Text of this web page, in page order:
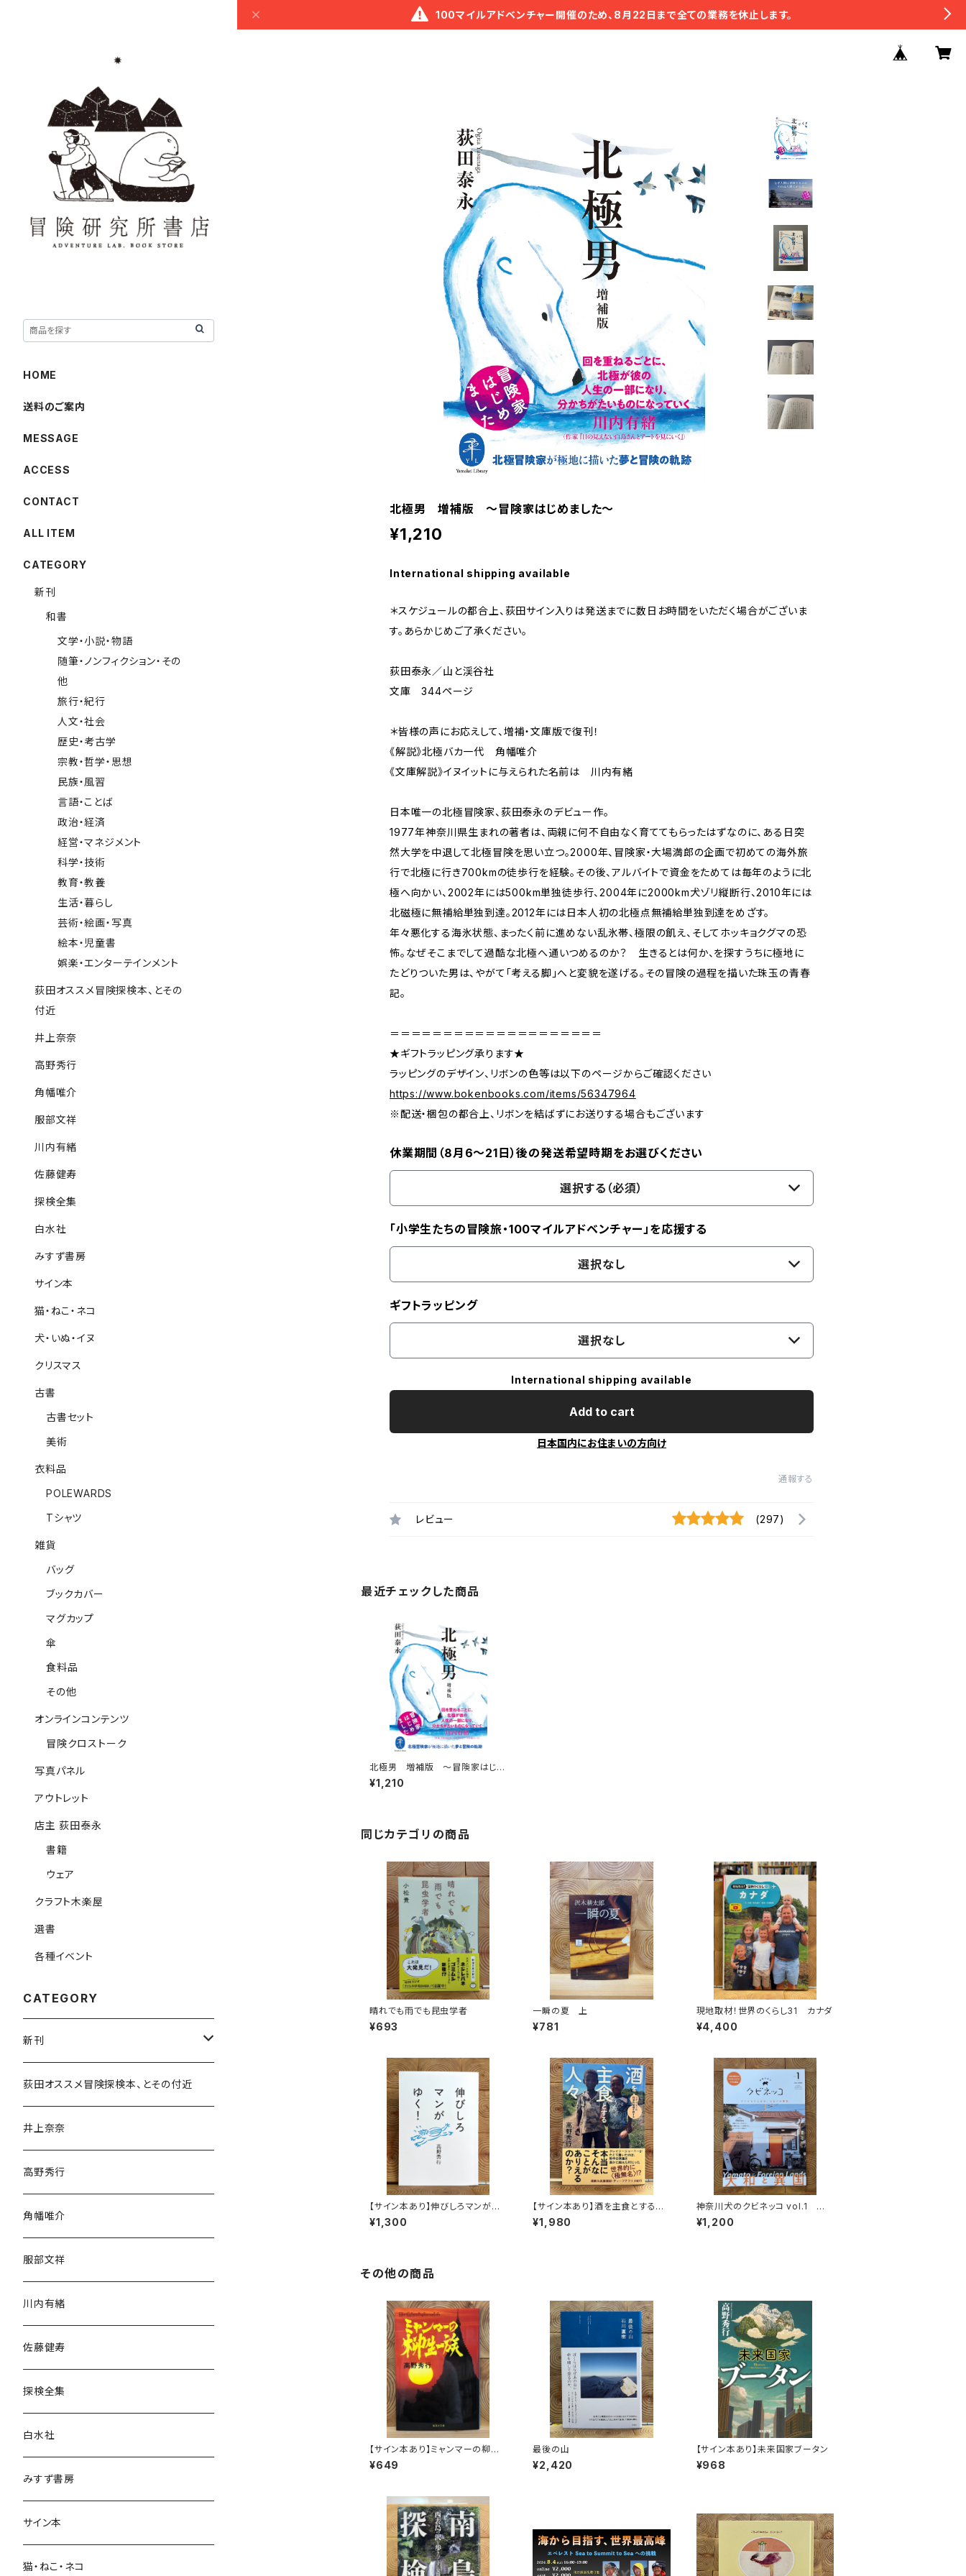
100マイルアドベンチャー開催のため、8月22日まで全ての業務を休止します。
北極男 増補版 〜冒険家はじめました〜
¥1,210
International shipping available
＊スケジュールの都合上、荻田サイン入りは発送までに数日お時間をいただく場合がございま
す。あらかじめご了承ください。
荻田泰永／山と渓谷社
文庫 344ページ
＊皆様の声にお応えして、増補・文庫版で復刊！
《解説》北極バカ一代 角幡唯介
《文庫解説》イヌイットに与えられた名前は 川内有緒
日本唯一の北極冒険家、荻田泰永のデビュー作。
1977年神奈川県生まれの著者は、両親に何不自由なく育ててもらったはずなのに、ある日突
然大学を中退して北極冒険を思い立つ。2000年、冒険家・大場満郎の企画で初めての海外旅
行で北極に行き700kmの徒歩行を経験。その後、アルバイトで資金をためては毎年のように北
極へ向かい、2002年には500km単独徒歩行、2004年に2000km犬ゾリ縦断行、2010年には
北磁極に無補給単独到達。2012年には日本人初の北極点無補給単独到達をめざす。
年々悪化する海氷状態、まったく前に進めない乱氷帯、極限の飢え、そしてホッキョクグマの恐
怖。なぜそこまでして過酷な北極へ通いつめるのか？ 生きるとは何か、を探すうちに極地に
たどりついた男は、やがて「考える脚」へと変貌を遂げる。その冒険の過程を描いた珠玉の青春
記。
＝＝＝＝＝＝＝＝＝＝＝＝＝＝＝＝＝＝＝＝
★ギフトラッピング承ります★
ラッピングのデザイン、リボンの色等は以下のページからご確認ください
https://www.bokenbooks.com/items/56347964
※配送・梱包の都合上、リボンを結ばずにお送りする場合もございます
休業期間（8月6〜21日）後の発送希望時期をお選びください
選択する（必須）
「小学生たちの冒険旅・100マイルアドベンチャー」を応援する
選択なし
ギフトラッピング
選択なし
International shipping available
Add to cart
日本国内にお住まいの方向け
通報する
レビュー (297)
最近チェックした商品
北極男 増補版 〜冒険家はじめ
ました〜
¥1,210
同じカテゴリの商品
晴れでも雨でも昆虫学者
¥693
一瞬の夏 上
¥781
現地取材！世界のくらし31 カナダ
¥4,400
【サイン本あり】伸びしろマンがゆ
く！
¥1,300
【サイン本あり】酒を主食とする
人々 エチオピアの科学的秘境を
旅する
¥1,980
神奈川犬のクビネッコ vol.1 特
集：大和と異国
¥1,200
その他の商品
【サイン本あり】ミャンマーの柳生
一族
¥649
最後の山
¥2,420
【サイン本あり】未来国家ブータン
¥968
HOME
送料のご案内
MESSAGE
ACCESS
CONTACT
ALL ITEM
CATEGORY
新刊
和書
文学・小説・物語
随筆・ノンフィクション・その
他
旅行・紀行
人文・社会
歴史・考古学
宗教・哲学・思想
民族・風習
言語・ことば
政治・経済
経営・マネジメント
科学・技術
教育・教養
生活・暮らし
芸術・絵画・写真
絵本・児童書
娯楽・エンターテインメント
荻田オススメ冒険探検本、とその
付近
井上奈奈
高野秀行
角幡唯介
服部文祥
川内有緒
佐藤健寿
探検全集
白水社
みすず書房
サイン本
猫・ねこ・ネコ
犬・いぬ・イヌ
クリスマス
古書
古書セット
美術
衣料品
POLEWARDS
Tシャツ
雑貨
バッグ
ブックカバー
マグカップ
傘
食料品
その他
オンラインコンテンツ
冒険クロストーク
写真パネル
アウトレット
店主 荻田泰永
書籍
ウェア
クラフト木楽屋
選書
各種イベント
CATEGORY
新刊
和書
文学・小説・物語
随筆・ノンフィクション・その他
民族・風習
言語・ことば
荻田オススメ冒険探検本、とその付近
井上奈奈
高野秀行
角幡唯介
服部文祥
川内有緒
佐藤健寿
探検全集
白水社
みすず書房
サイン本
猫・ねこ・ネコ